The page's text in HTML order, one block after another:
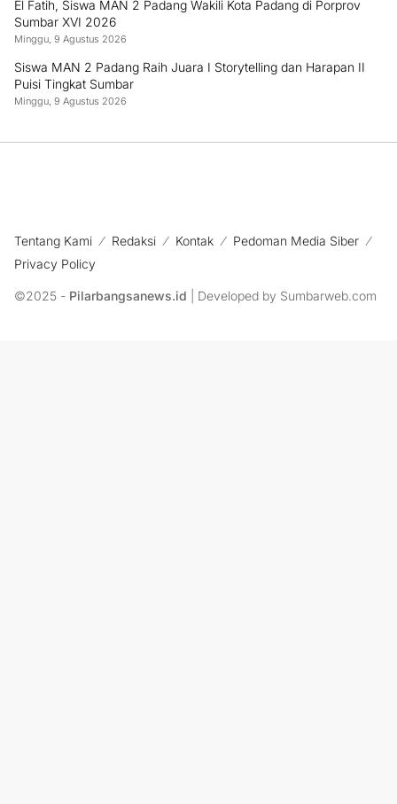
El Fatih, Siswa MAN 2 Padang Wakili Kota Padang di Porprov
Sumbar XVI 2026
Minggu, 9 Agustus 2026
Siswa MAN 2 Padang Raih Juara I Storytelling dan Harapan II
Puisi Tingkat Sumbar
Minggu, 9 Agustus 2026
Tentang Kami Redaksi Kontak
Pedoman Media Siber
Privacy Policy
©2025 - Pilarbangsanews.id | Developed by Sumbarweb.com